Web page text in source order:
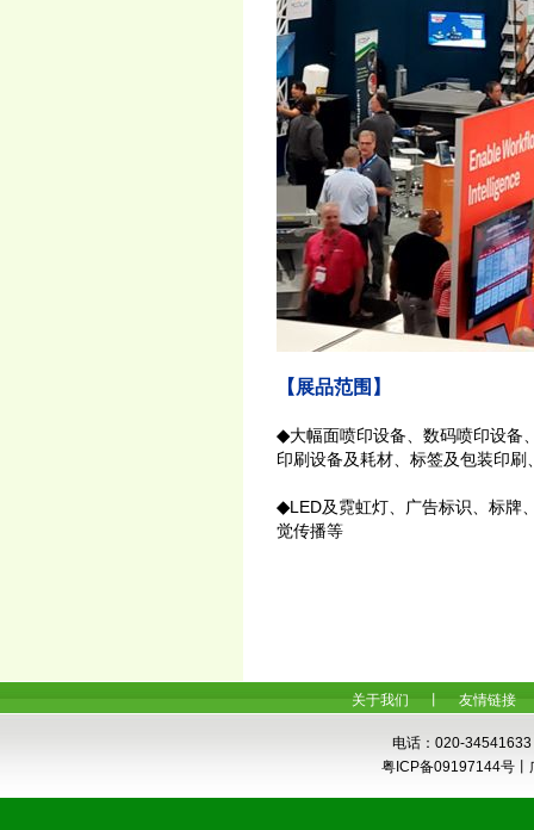
【展品范围】
◆大幅面喷印设备、数码喷印设备
印刷设备及耗材、标签及包装印刷
◆LED及霓虹灯、广告标识、标牌
觉传播等
关于我们 友情链接
电话：020-
粤ICP备09197144号